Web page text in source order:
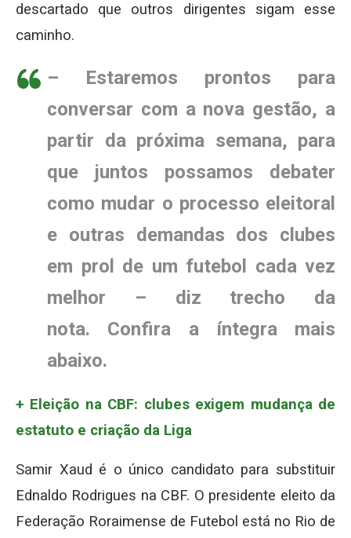
descartado que outros dirigentes sigam esse
caminho.
– Estaremos prontos para
conversar com a nova gestão, a
partir da próxima semana, para
que juntos possamos debater
como mudar o processo eleitoral
e outras demandas dos clubes
em prol de um futebol cada vez
melhor – diz trecho da
nota. Confira a íntegra mais
abaixo.
+ Eleição na CBF: clubes exigem mudança de
estatuto e criação da Liga
Samir Xaud é o único candidato para substituir
Ednaldo Rodrigues na CBF. O presidente eleito da
Federação Roraimense de Futebol está no Rio de